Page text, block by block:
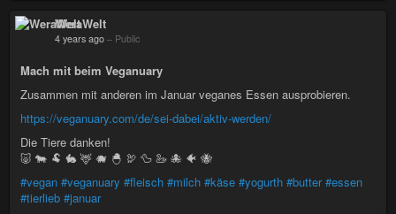
WeraWelt
4 years ago – Public
Mach mit beim Veganuary
Zusammen mit anderen im Januar veganes Essen ausprobieren.
https://veganuary.com/de/sei-dabei/aktiv-werden/
Die Tiere danken!
🐷 🐄 🐏 🐇 🦌 🐗 🐣 🦃 🦆 🦢 🐙 🐠 🐝
#vegan #veganuary #fleisch #milch #käse #yogurth #butter #essen
#tierlieb #januar